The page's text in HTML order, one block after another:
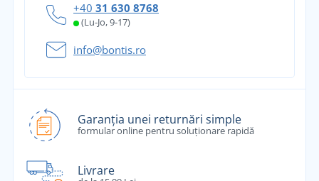
+40 31 630 8768
(Lu-Jo, 9-17)
info@bontis.ro
Garanția unei returnări simple
formular online pentru soluționare rapidă
Livrare